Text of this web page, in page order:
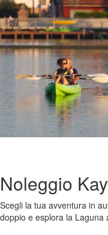
Noleggio
Scegli la tua avventura in
doppio e esplora la Laguna